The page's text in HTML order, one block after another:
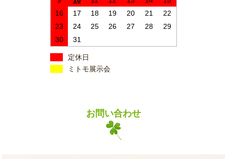
16
17 18 19 20 21
22
23
24 25 26 27 28
29
30
31
定休日
ミトモ展示会
お問い合わせ